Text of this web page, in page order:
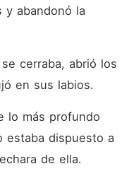
y abandonó la
cerraba, abrió los
en sus labios.
lo más profundo
estaba dispuesto a
de ella.